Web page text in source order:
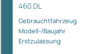
460 DL
Gebrauchtfahrzeug
Modell-/Baujahr
Erstzulassung